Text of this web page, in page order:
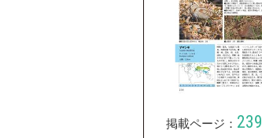
掲載ページ： 239